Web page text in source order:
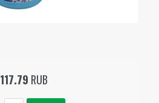
117.79 RUB